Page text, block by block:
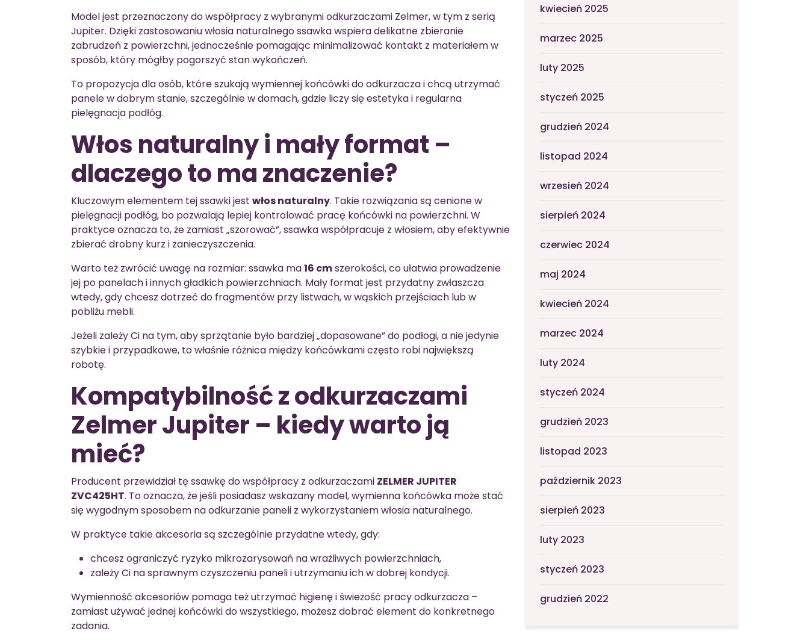
Model jest przeznaczony do współpracy z wybranymi odkurzaczami Zelmer, w tym z serią
Jupiter. Dzięki zastosowaniu włosia naturalnego ssawka wspiera delikatne zbieranie
zabrudzeń z powierzchni, jednocześnie pomagając minimalizować kontakt z materiałem w
sposób, który mógłby pogorszyć stan wykończeń.
To propozycja dla osób, które szukają wymiennej końcówki do odkurzacza i chcą utrzymać
panele w dobrym stanie, szczególnie w domach, gdzie liczy się estetyka i regularna
pielęgnacja podłóg.
Włos naturalny i mały format –
dlaczego to ma znaczenie?
Kluczowym elementem tej ssawki jest włos naturalny. Takie rozwiązania są cenione w
pielęgnacji podłóg, bo pozwalają lepiej kontrolować pracę końcówki na powierzchni. W
praktyce oznacza to, że zamiast „szorować”, ssawka współpracuje z włosiem, aby efektywnie
zbierać drobny kurz i zanieczyszczenia.
Warto też zwrócić uwagę na rozmiar: ssawka ma16 cmszerokości, co ułatwia prowadzenie
jej po panelach i innych gładkich powierzchniach. Mały format jest przydatny zwłaszcza
wtedy, gdy chcesz dotrzeć do fragmentów przy listwach, w wąskich przejściach lub w
pobliżu mebli.
Jeżeli zależy Ci na tym, aby sprzątanie było bardziej „dopasowane” do podłogi, a nie jedynie
szybkie i przypadkowe, to właśnie różnica między końcówkami często robi największą
robotę.
Kompatybilność z odkurzaczami
Zelmer Jupiter – kiedy warto ją
mieć?
Producent przewidział tę ssawkę do współpracy z odkurzaczami ZELMER JUPITER
ZVC425HT. To oznacza, że jeśli posiadasz wskazany model, wymienna końcówka może stać
się wygodnym sposobem na odkurzanie paneli z wykorzystaniem włosia naturalnego.
W praktyce takie akcesoria są szczególnie przydatne wtedy, gdy:
chcesz ograniczyć ryzyko mikrozarysowań na wrażliwych powierzchniach,
zależy Ci na sprawnym czyszczeniu paneli i utrzymaniu ich w dobrej kondycji.
Wymienność akcesoriów pomaga też utrzymać higienę i świeżość pracy odkurzacza –
zamiast używać jednej końcówki do wszystkiego, możesz dobrać element do konkretnego
zadania.
kwiecień 2025
marzec 2025
luty 2025
styczeń 2025
grudzień 2024
listopad 2024
wrzesień 2024
sierpień 2024
czerwiec 2024
maj 2024
kwiecień 2024
marzec 2024
luty 2024
styczeń 2024
grudzień 2023
listopad 2023
październik 2023
sierpień 2023
luty 2023
styczeń 2023
grudzień 2022